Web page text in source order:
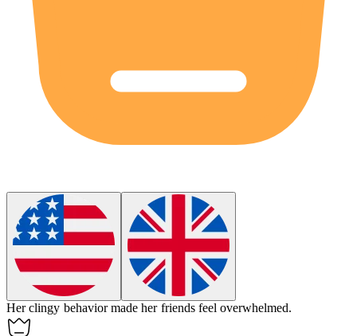
Herclingy behavior made her friends feel overwhelmed.